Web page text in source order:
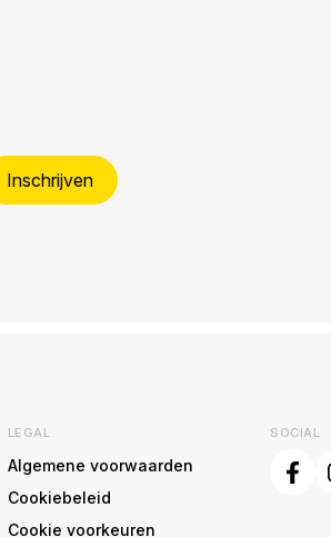
Inschrijven
LEGAL
Algemene voorwaarden
Cookiebeleid
Cookie voorkeuren
SOCIAL